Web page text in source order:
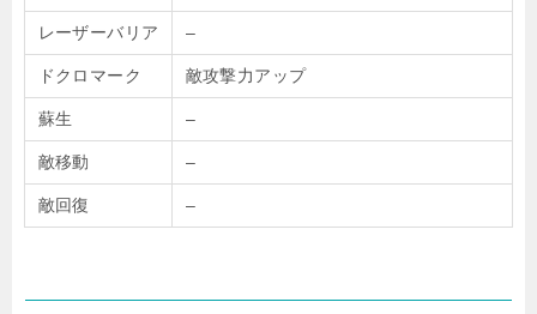
レーザーバリア –
ドクロマーク 敵攻撃力アップ
蘇生 –
敵移動 –
敵回復 –